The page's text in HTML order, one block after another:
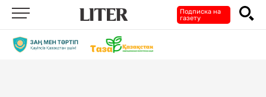
Подписка на
газету